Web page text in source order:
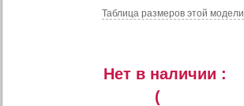
Таблица размеров этой модели
Нет в наличии :
(